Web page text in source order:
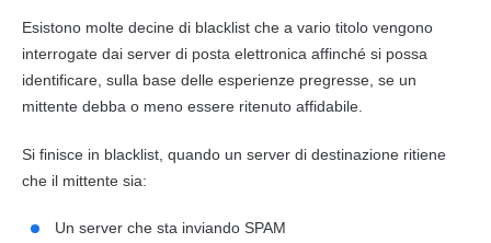
Esistono molte decine di blacklist che a vario titolo vengono
interrogate dai server di posta elettronica affinché si possa
identificare, sulla base delle esperienze pregresse, se un
mittente debba o meno essere ritenuto affidabile.
Si finisce in blacklist, quando un server di destinazione ritiene
che il mittente sia:
Un server che sta inviando SPAM